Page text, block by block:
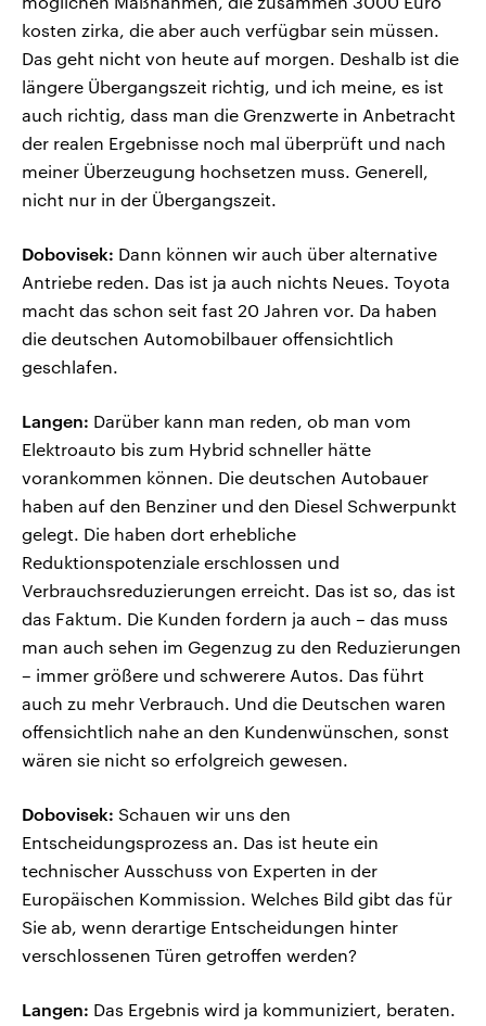
kosten zirka, die aber auch verfügbar sein müssen.
Das geht nicht von heute auf morgen. Deshalb ist die
längere Übergangszeit richtig, und ich meine, es ist
auch richtig, dass man die Grenzwerte in Anbetracht
der realen Ergebnisse noch mal überprüft und nach
meiner Überzeugung hochsetzen muss. Generell,
nicht nur in der Übergangszeit.
Dobovisek: Dann können wir auch über alternative
Antriebe reden. Das ist ja auch nichts Neues. Toyota
macht das schon seit fast 20 Jahren vor. Da haben
die deutschen Automobilbauer offensichtlich
geschlafen.
Langen: Darüber kann man reden, ob man vom
Elektroauto bis zum Hybrid schneller hätte
vorankommen können. Die deutschen Autobauer
haben auf den Benziner und den Diesel Schwerpunkt
gelegt. Die haben dort erhebliche
Reduktionspotenziale erschlossen und
Verbrauchsreduzierungen erreicht. Das ist so, das ist
das Faktum. Die Kunden fordern ja auch – das muss
man auch sehen im Gegenzug zu den Reduzierungen
– immer größere und schwerere Autos. Das führt
auch zu mehr Verbrauch. Und die Deutschen waren
offensichtlich nahe an den Kundenwünschen, sonst
wären sie nicht so erfolgreich gewesen.
Dobovisek: Schauen wir uns den
Entscheidungsprozess an. Das ist heute ein
technischer Ausschuss von Experten in der
Europäischen Kommission. Welches Bild gibt das für
Sie ab, wenn derartige Entscheidungen hinter
verschlossenen Türen getroffen werden?
Langen: Das Ergebnis wird ja kommuniziert, beraten.